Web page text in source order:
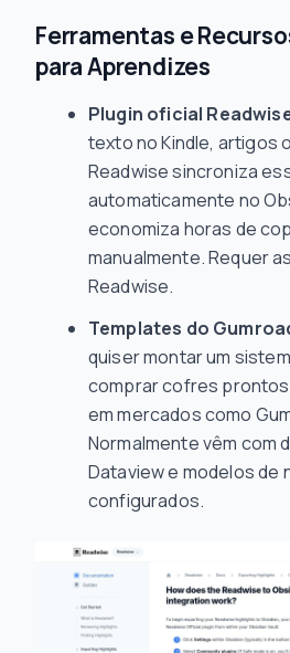
Ferramentas e
para Aprendizes
Plugin oficial
texto no Kindle, artigos
Readwise sincroniza
automaticamente no
economiza horas de
manualmente. Requer
Readwise.
Templates do
quiser montar um
comprar cofres
em mercados como
Normalmente vêm com
Dataview e modelos de
configurados.